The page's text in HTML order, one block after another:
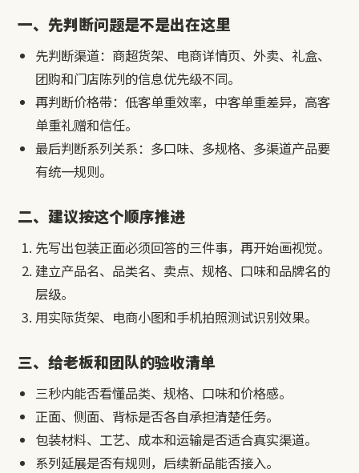
一、先判断问题是不是出在这里
先判断渠道：商超货架、电商详情页、外卖、礼盒、
团购和门店陈列的信息优先级不同。
再判断价格带：低客单重效率，中客单重差异，高客
单重礼赠和信任。
最后判断系列关系：多口味、多规格、多渠道产品要
有统一规则。
二、建议按这个顺序推进
先写出包装正面必须回答的三件事，再开始画视觉。
建立产品名、品类名、卖点、规格、口味和品牌名的
层级。
用实际货架、电商小图和手机拍照测试识别效果。
三、给老板和团队的验收清单
三秒内能否看懂品类、规格、口味和价格感。
正面、侧面、背标是否各自承担清楚任务。
包装材料、工艺、成本和运输是否适合真实渠道。
系列延展是否有规则，后续新品能否接入。